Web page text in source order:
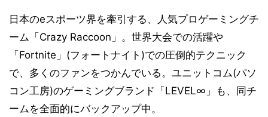
日本のeスポーツ界を牽引する、人気プロゲーミングチ
ーム「Crazy Raccoon」。世界大会での活躍や
「Fortnite」(フォートナイト)での圧倒的テクニック
で、多くのファンをつかんでいる。ユニットコム(パソ
コン工房)のゲーミングブランド「LEVEL∞」も、同チ
ームを全面的にバックアップ中。